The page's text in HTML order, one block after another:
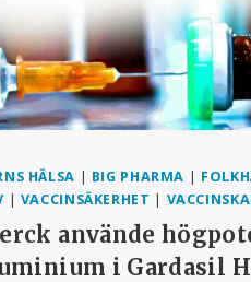
HÄLSA | BIG PHARMA |
| VACCINSÄKERHET |
använde
i Gardasil